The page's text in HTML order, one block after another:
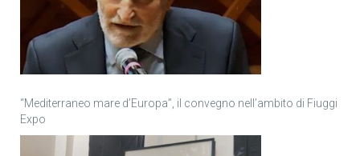
“Mediterraneo mare d’Europa”, il convegno nell’ambito di Fiuggi
Expo